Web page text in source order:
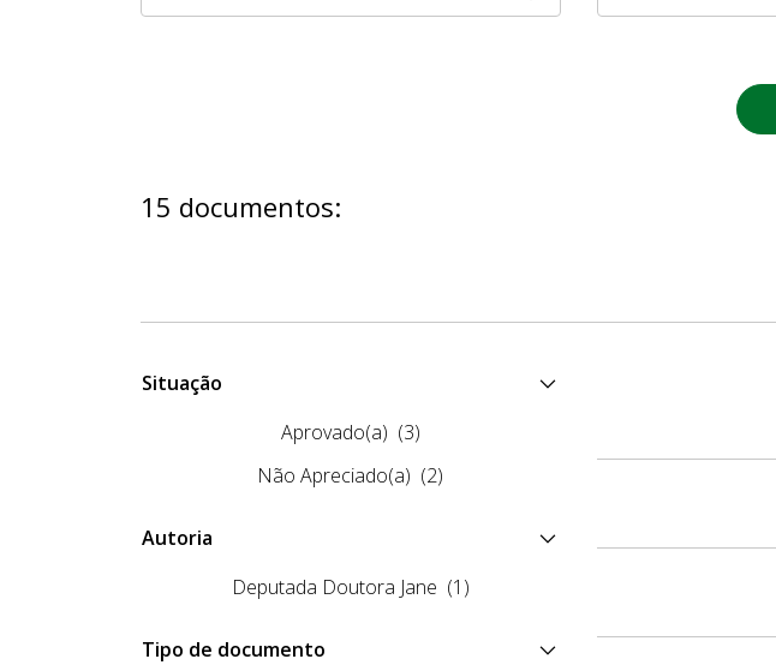
15 documentos:
Situação
Aprovado(a) (3)
Não Apreciado(a) (2)
Autoria
Deputada Doutora Jane (1)
Tipo de documento